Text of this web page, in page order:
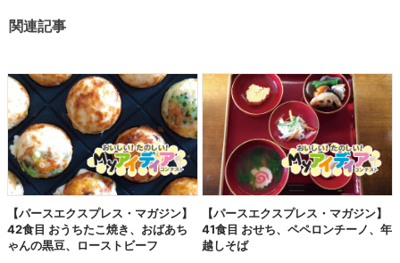
関連記事
【パースエクスプレス・マガジン】
42食目 おうちたこ焼き、おばあち
ゃんの黒豆、ローストビーフ
【パースエクスプレス・マガジン】
41食目 おせち、ペペロンチーノ、年
越しそば